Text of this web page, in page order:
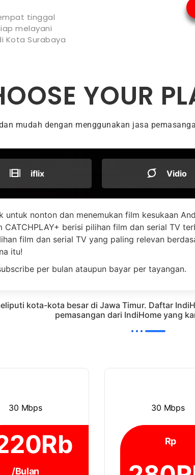
tinggal
melayani
Kota Surabaya
YOUR
mudah dengan menggunakan jasa
iflix Vidio
untuk nonton dan menemukan film kesukaan
berisi pilihan film dan serial TV
film dan serial TV yang paling relevan
itu!
per bulan ataupun bayar per tayangan.
kota-kota besar di Jawa Timur. Daftar
pemasangan dari IndiHome yang
30 Mbps
/Bulan
30 Mbps
Rp